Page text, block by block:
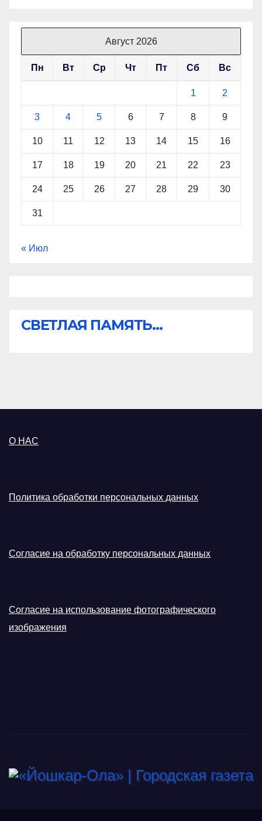
Август 2026
Пн Вт Ср Чт Пт Сб Вс
1 2
3 4 5 6 7 8 9
10 11 12 13 14 15 16
17 18 19 20 21 22 23
24 25 26 27 28 29 30
31
« Июл
СВЕТЛАЯ ПАМЯТЬ...
О НАС
Политика обработки персональных данных
Согласие на обработку персональных данных
Согласие на использование фотографического
изображения